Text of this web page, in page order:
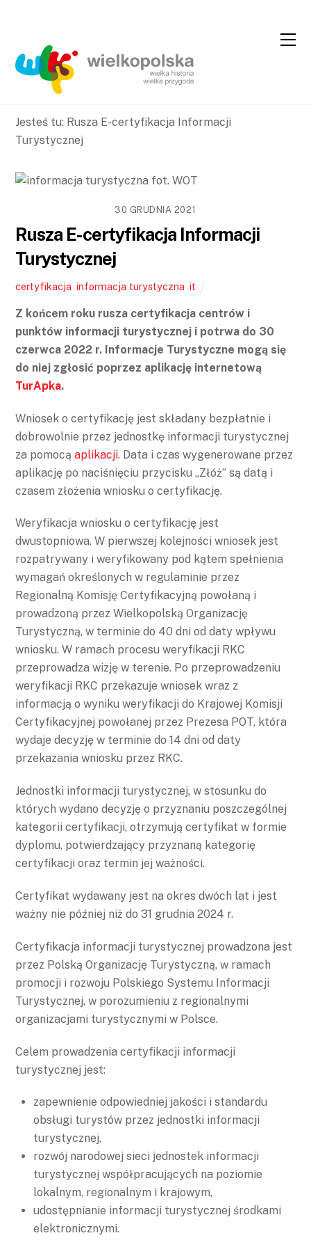
Content
navigation
Jesteś tu: Rusza E-certyfikacja Informacji
Turystycznej
30 GRUDNIA 2021
Rusza E-certyfikacja Informacji
Turystycznej
certyfikacja ,informacja turystyczna ,it
Z końcem roku rusza certyfikacja centrów i
punktów informacji turystycznej i potrwa do 30
czerwca 2022 r. Informacje Turystyczne mogą się
do niej zgłosić poprzez aplikację internetową
TurApka.
Wniosek o certyfikację jest składany bezpłatnie i
dobrowolnie przez jednostkę informacji turystycznej
za pomocąaplikacji. Data i czas wygenerowane przez
aplikację po naciśnięciu przycisku „Złóż” są datą i
czasem złożenia wniosku o certyfikację.
Weryfikacja wniosku o certyfikację jest
dwustopniowa. W pierwszej kolejności wniosek jest
rozpatrywany i weryfikowany pod kątem spełnienia
wymagań określonych w regulaminie przez
Regionalną Komisję Certyfikacyjną powołaną i
prowadzoną przez Wielkopolską Organizację
Turystyczną, w terminie do 40 dni od daty wpływu
wniosku. W ramach procesu weryfikacji RKC
przeprowadza wizję w terenie. Po przeprowadzeniu
weryfikacji RKC przekazuje wniosek wraz z
informacją o wyniku weryfikacji do Krajowej Komisji
Certyfikacyjnej powołanej przez Prezesa POT, która
wydaje decyzję w terminie do 14 dni od daty
przekazania wniosku przez RKC.
Jednostki informacji turystycznej, w stosunku do
których wydano decyzję o przyznaniu poszczególnej
kategorii certyfikacji, otrzymują certyfikat w formie
dyplomu, potwierdzający przyznaną kategorię
certyfikacji oraz termin jej ważności.
Certyfikat wydawany jest na okres dwóch lat i jest
ważny nie później niż do 31 grudnia 2024 r.
Certyfikacja informacji turystycznej prowadzona jest
przez Polską Organizację Turystyczną, w ramach
promocji i rozwoju Polskiego Systemu Informacji
Turystycznej, w porozumieniu z regionalnymi
organizacjami turystycznymi w Polsce.
Celem prowadzenia certyfikacji informacji
turystycznej jest:
zapewnienie odpowiedniej jakości i standardu
obsługi turystów przez jednostki informacji
turystycznej,
rozwój narodowej sieci jednostek informacji
turystycznej współpracujących na poziomie
lokalnym, regionalnym i krajowym,
udostępnianie informacji turystycznej środkami
elektronicznymi.